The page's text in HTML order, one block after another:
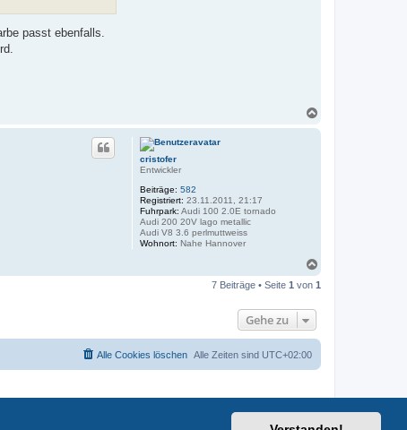
passt ebenfalls.
cristofer
Entwickler
Beiträge: 582
Registriert: 23.11.2011, 21:17
Fuhrpark: Audi 100 2.0E tornado
Audi 200 20V lago metallic
Audi V8 3.6 perlmuttweiss
Wohnort: Nahe Hannover
c
7 Beiträge • Seite 1 von 1
Gehe zu
Alle Zeiten sind UTC+02:00
Alle Cookies löschen